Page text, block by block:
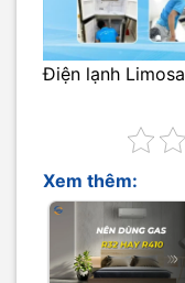
Điện lạnh Limosa
Xem thêm: